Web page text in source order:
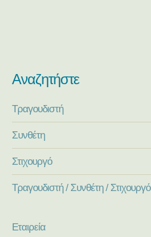
Αναζητήστε
Τραγουδιστή
Συνθέτη
Στιχουργό
Τραγουδιστή / Συνθέτη / Στιχουργό
Εταιρεία